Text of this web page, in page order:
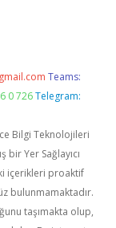
Teams:
0 726 Telegram:
Bilgi Teknolojileri
bir Yer Sağlayıcı
içerikleri proaktif
bulunmamaktadır.
taşımakta olup,